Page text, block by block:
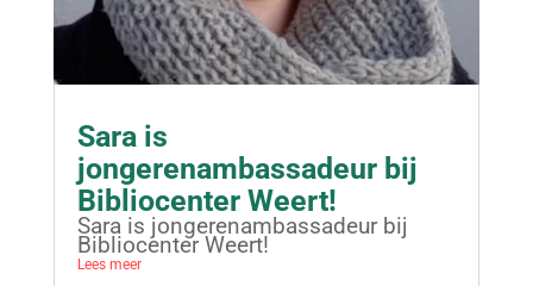
Sara is
jongerenambassadeur bij
Bibliocenter Weert!
Sara is jongerenambassadeur bij
Bibliocenter Weert!
Lees meer